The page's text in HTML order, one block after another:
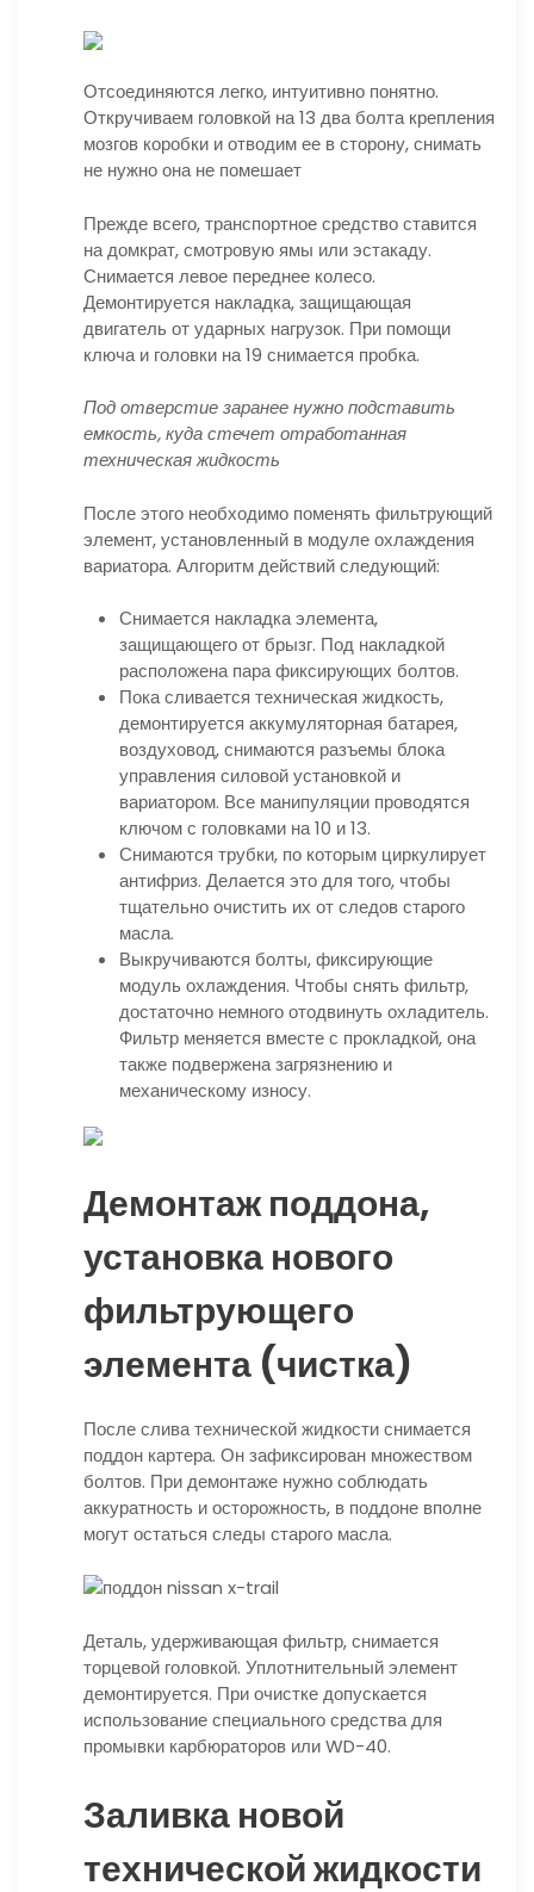
Отсоединяются легко, интуитивно понятно.
Откручиваем головкой на 13 два болта крепления
мозгов коробки и отводим ее в сторону, снимать
не нужно она не помешает
Прежде всего, транспортное средство ставится
на домкрат, смотровую ямы или эстакаду.
Снимается левое переднее колесо.
Демонтируется накладка, защищающая
двигатель от ударных нагрузок. При помощи
ключа и головки на 19 снимается пробка.
Под отверстие заранее нужно подставить
емкость, куда стечет отработанная
техническая жидкость
После этого необходимо поменять фильтрующий
элемент, установленный в модуле охлаждения
вариатора. Алгоритм действий следующий:
Снимается накладка элемента,
защищающего от брызг. Под накладкой
расположена пара фиксирующих болтов.
Пока сливается техническая жидкость,
демонтируется аккумуляторная батарея,
воздуховод, снимаются разъемы блока
управления силовой установкой и
вариатором. Все манипуляции проводятся
ключом с головками на 10 и 13.
Снимаются трубки, по которым циркулирует
антифриз. Делается это для того, чтобы
тщательно очистить их от следов старого
масла.
Выкручиваются болты, фиксирующие
модуль охлаждения. Чтобы снять фильтр,
достаточно немного отодвинуть охладитель.
Фильтр меняется вместе с прокладкой, она
также подвержена загрязнению и
механическому износу.
Демонтаж поддона,
установка нового
фильтрующего
элемента (чистка)
После слива технической жидкости снимается
поддон картера. Он зафиксирован множеством
болтов. При демонтаже нужно соблюдать
аккуратность и осторожность, в поддоне вполне
могут остаться следы старого масла.
Деталь, удерживающая фильтр, снимается
торцевой головкой. Уплотнительный элемент
демонтируется. При очистке допускается
использование специального средства для
промывки карбюраторов или WD-40.
Заливка новой
технической жидкости